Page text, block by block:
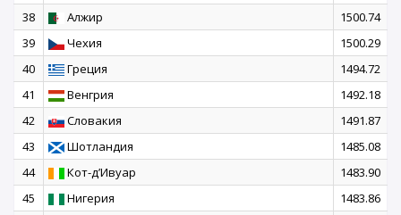
38
Алжир
1500.74
39
Чехия
1500.29
40
Греция
1494.72
41
Венгрия
1492.18
42
Словакия
1491.87
43
Шотландия
1485.08
44
Кот-д’Ивуар
1483.90
45
Нигерия
1483.86